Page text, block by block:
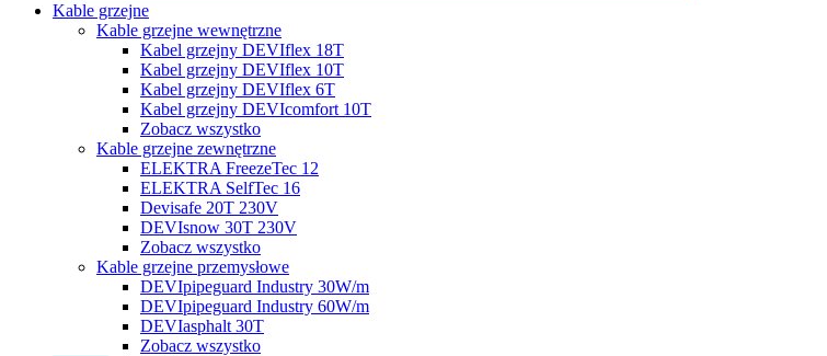
Kable grzejne
Kable grzejne wewnętrzne
Kabel grzejny DEVIflex 18T
Kabel grzejny DEVIflex 10T
Kabel grzejny DEVIflex 6T
Kabel grzejny DEVIcomfort 10T
Zobacz wszystko
Kable grzejne zewnętrzne
ELEKTRA FreezeTec 12
ELEKTRA SelfTec 16
Devisafe 20T 230V
DEVIsnow 30T 230V
Zobacz wszystko
Kable grzejne przemysłowe
DEVIpipeguard Industry 30W/m
DEVIpipeguard Industry 60W/m
DEVIasphalt 30T
Zobacz wszystko